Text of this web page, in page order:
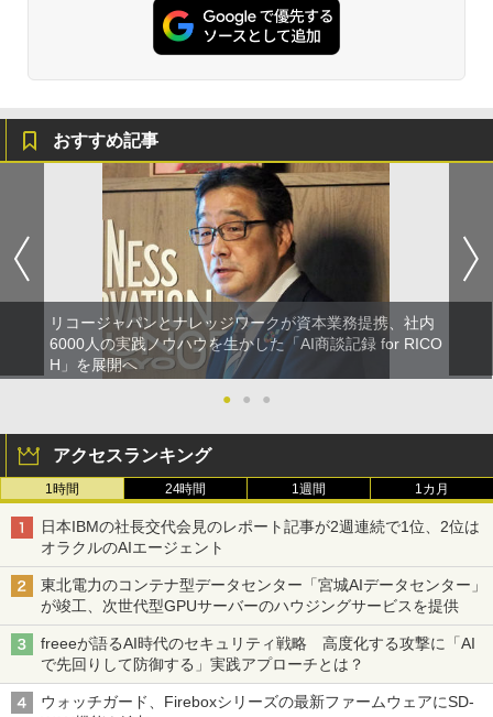
おすすめ記事
リコージャパンとナレッジワークが資本業務提携、社内
6000人の実践ノウハウを生かした「AI商談記録 for RICO
H」を展開へ
●
● ●
アクセスランキング
1時間 24時間 1週間 1カ月
日本IBMの社長交代会見のレポート記事が2週連続で1位、2位は
オラクルのAIエージェント
東北電力のコンテナ型データセンター「宮城AIデータセンター」
が竣工、次世代型GPUサーバーのハウジングサービスを提供
freeeが語るAI時代のセキュリティ戦略 高度化する攻撃に「AI
で先回りして防御する」実践アプローチとは？
ウォッチガード、Fireboxシリーズの最新ファームウェアにSD-